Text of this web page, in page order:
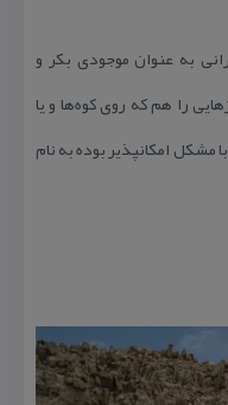
به عنوان موجودی بكر و
را هم كه روی كوه‌ها و یا
مشكل امكانپذیر بوده به نام